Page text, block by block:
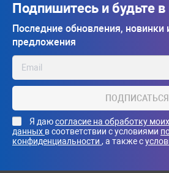
Подпишитесь и будьте в
Последние обновления, новинки
предложения
ПОДПИСАТЬСЯ
Я даюсогласие на обработку
данных в соответствии с условиями
конфиденциальности , а также с